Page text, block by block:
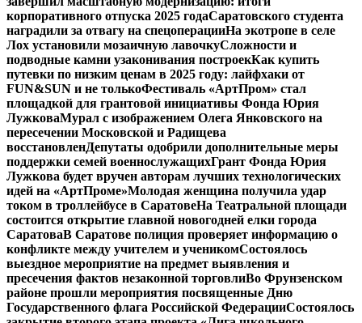
корпоративного отпуска 2025 годаСаратовского студента
наградили за отвагу на спецоперацииНа экотропе в селе
Лох установили мозаичную лавочкуСложности и
подводные камни узаконивания построекКак купить
путевки по низким ценам в 2025 году: лайфхаки от
FUN&SUN и не толькоФестиваль «АртПром» стал
площадкой для грантовой инициативы Фонда Юрия
ЛужковаМурал с изображением Олега Янковского на
пересечении Московской и Радищева
восстановленДепутаты одобрили дополнительные меры
поддержки семей военнослужащихГрант Фонда Юрия
Лужкова будет вручен авторам лучших технологических
идей на «АртПроме»Молодая женщина получила удар
током в троллейбусе в СаратовеНа Театральной площади
состоится открытие главной новогодней елки города
СаратоваВ Саратове полиция проверяет информацию о
конфликте между учителем и ученикомСостоялось
выездное мероприятие на предмет выявления и
пресечения фактов незаконной торговлиВо Фрунзенском
районе прошли мероприятия посвященные Дню
Государственного флага Российской ФедерацииСостоялось